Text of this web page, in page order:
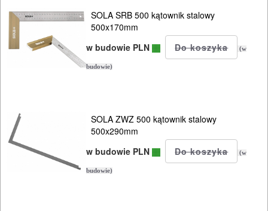
SOLA SRB 500 kątownik stalowy
500x170mm
w budowie PLN
(w
budowie)
SOLA ZWZ 500 kątownik stalowy
500x290mm
w budowie PLN
(w
budowie)